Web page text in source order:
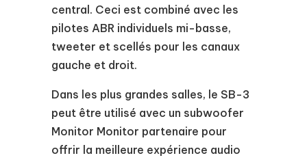
central. Ceci est combiné avec les
pilotes ABR individuels mi-basse,
tweeter et scellés pour les canaux
gauche et droit.
Dans les plus grandes salles, le SB-3
peut être utilisé avec un subwoofer
Monitor Monitor partenaire pour
offrir la meilleure expérience audio